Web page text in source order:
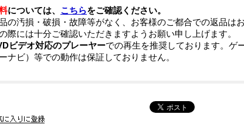
については、 こちらをご確認ください。
の汚損・破損・故障等がなく、お客様のご都合での返品は
際には十分ご確認いただきますようお願い申し上げます。
ビデオ対応のプレーヤーでの再生を推奨しております。ゲ
ーナビ）等での動作は保証しておりません。